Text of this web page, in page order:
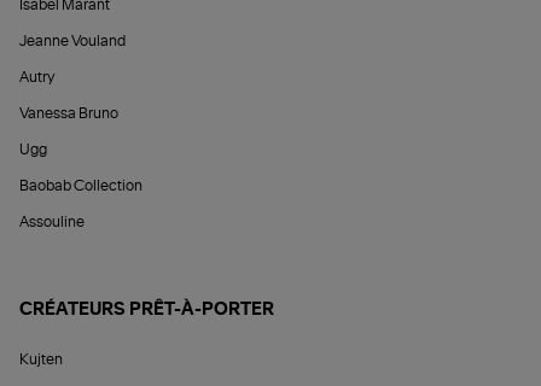
Isabel Marant
Jeanne Vouland
Autry
Vanessa Bruno
Ugg
Baobab Collection
Assouline
CRÉATEURS PRÊT-À-PORTER
Kujten